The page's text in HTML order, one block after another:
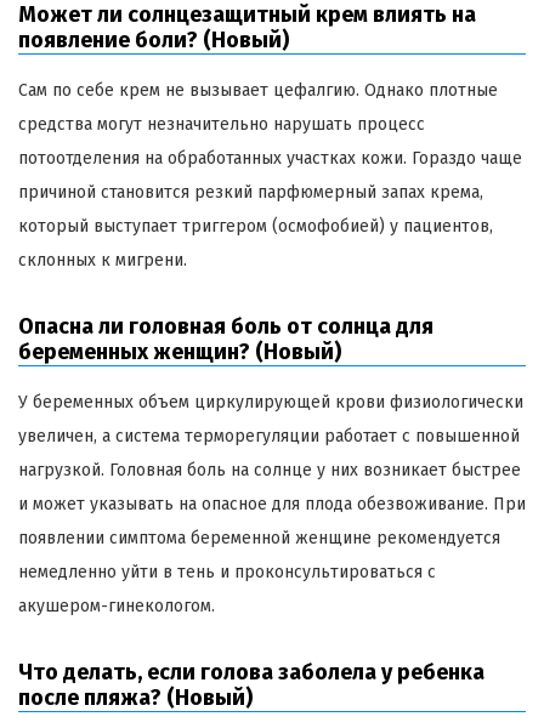
Может ли солнцезащитный крем влиять на
появление боли? (Новый)
Сам по себе крем не вызывает цефалгию. Однако плотные
средства могут незначительно нарушать процесс
потоотделения на обработанных участках кожи. Гораздо чаще
причиной становится резкий парфюмерный запах крема,
который выступает триггером (осмофобией) у пациентов,
склонных к мигрени.
Опасна ли головная боль от солнца для
беременных женщин? (Новый)
У беременных объем циркулирующей крови физиологически
увеличен, а система терморегуляции работает с повышенной
нагрузкой. Головная боль на солнце у них возникает быстрее
и может указывать на опасное для плода обезвоживание. При
появлении симптома беременной женщине рекомендуется
немедленно уйти в тень и проконсультироваться с
акушером-гинекологом.
Что делать, если голова заболела у ребенка
после пляжа? (Новый)